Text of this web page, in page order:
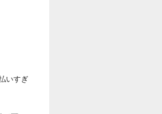
いすぎ